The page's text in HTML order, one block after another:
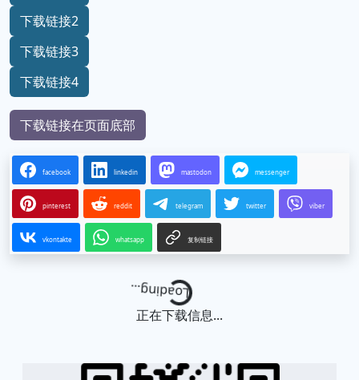
下载链接2
下载链接3
下载链接4
下载链接在页面底部
facebook linkedin mastodon messenger
pinterest reddit telegram twitter viber
vkontakte whatsapp 复制链接
Loading...
正在下载信息...